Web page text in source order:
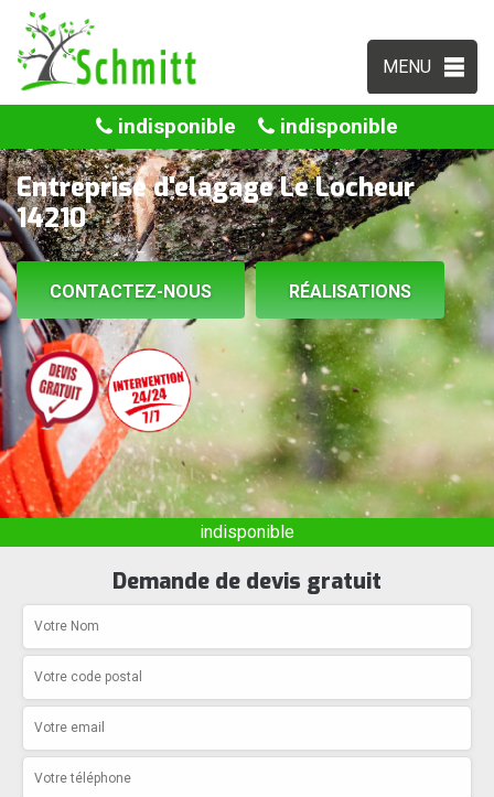
MENU
indisponible indisponible
Entreprise d'elagage Le Locheur
14210
CONTACTEZ-NOUS RÉALISATIONS
indisponible
Demande de devis gratuit